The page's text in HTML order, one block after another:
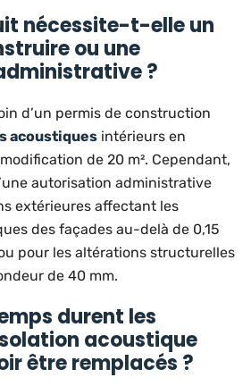
nécessite-t-elle un
ou une
?
d’un permis de construction
acoustiques intérieurs en
de 20 m². Cependant,
autorisation administrative
extérieures affectant les
des façades au-delà de 0,15
pour les altérations structurelles
de 40 mm.
durent les
acoustique
être remplacés ?